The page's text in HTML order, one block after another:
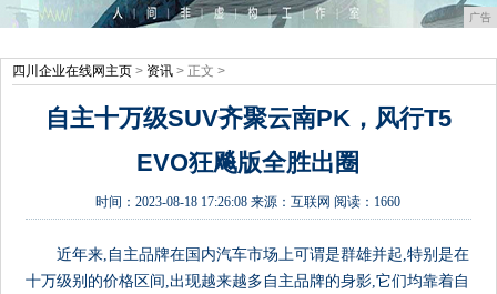
广告
四川企业在线网主页 > 资讯 > 正文 >
自主十万级SUV齐聚云南PK，风行T5
EVO狂飚版全胜出圈
时间：2023-08-18 17:26:08 来源：互联网 阅读：1660
近年来,自主品牌在国内汽车市场上可谓是群雄并起,特别是在
十万级别的价格区间,出现越来越多自主品牌的身影,它们均靠着自